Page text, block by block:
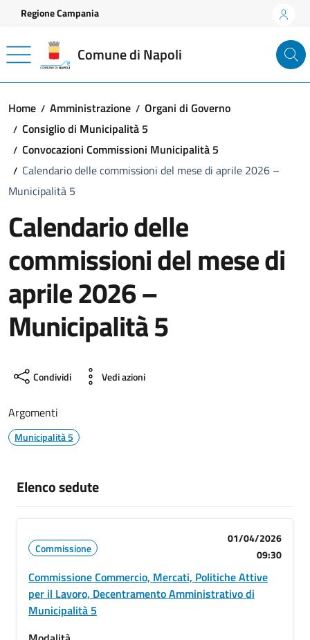
Vai ai contenuti
Vai al footer
Regione Campania
Comune di Napoli
Home Amministrazione
Organi di Governo
Consiglio di Municipalità 5
Convocazioni Commissioni Municipalità 5
Calendario delle commissioni del mese di aprile 2026 –
Municipalità 5
Calendario delle
commissioni del mese di
aprile 2026 –
Municipalità 5
Condividi Vedi azioni
Argomenti
Municipalità 5
Elenco sedute
Commissione
01/04/2026
09:30
Commissione Commercio, Mercati, Politiche Attive
per il Lavoro, Decentramento Amministrativo di
Municipalità 5